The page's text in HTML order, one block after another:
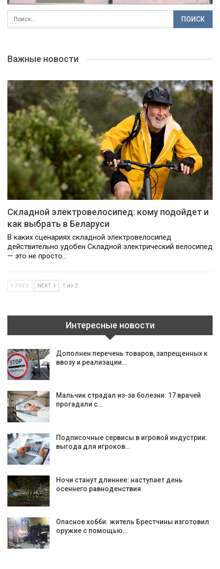
Важные новости
Складной электровелосипед: кому подойдет и
как выбрать в Беларуси
В каких сценариях складной электровелосипед
действительно удобен Складной электрический велосипед
— это не просто…
PREV NEXT 1 из 2
Интересные новости
Дополнен перечень товаров, запрещенных к
ввозу и реализации…
Мальчик страдал из-за болезни: 17 врачей
прогадали с…
Подписочные сервисы в игровой индустрии:
выгода для игроков…
Ночи станут длиннее: наступает день
осеннего равноденствия
Опасное хобби: житель Брестчины изготовил
оружие с помощью…